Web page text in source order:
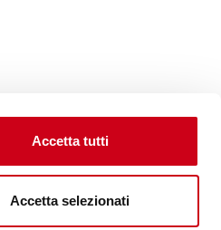
Accetta tutti
Accetta selezionati